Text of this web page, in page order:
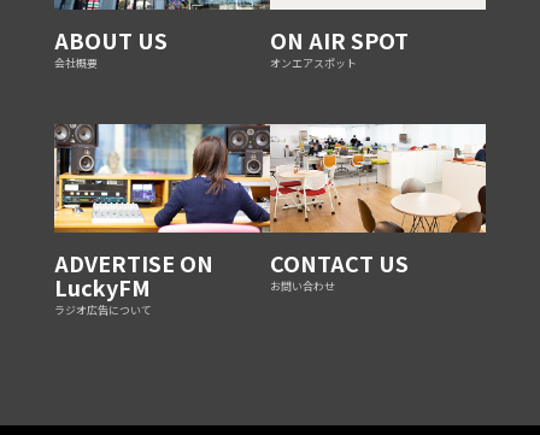
ABOUT US
会社概要
ON AIR SPOT
オンエアスポット
ADVERTISE ON
LuckyFM
ラジオ広告について
CONTACT US
お問い合わせ